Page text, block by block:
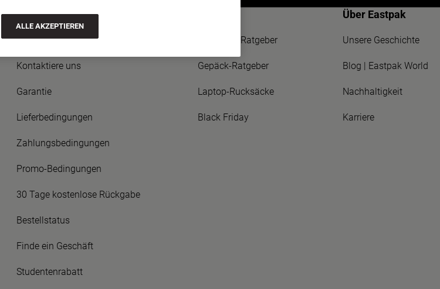
Brauchst du Hilfe?
Häufig gestellte Fragen
Kontaktiere uns
Garantie
Lieferbedingungen
Zahlungsbedingungen
Promo-Bedingungen
30 Tage kostenlose Rückgabe
Bestellstatus
Finde ein Geschäft
Studentenrabatt
Rucksack-Ratgeber
Gepäck-Ratgeber
Laptop-Rucksäcke
Black Friday
Über Eastpak
Unsere Geschichte
Blog | Eastpak World
Nachhaltigkeit
Karriere
ALLE AKZEPTIEREN